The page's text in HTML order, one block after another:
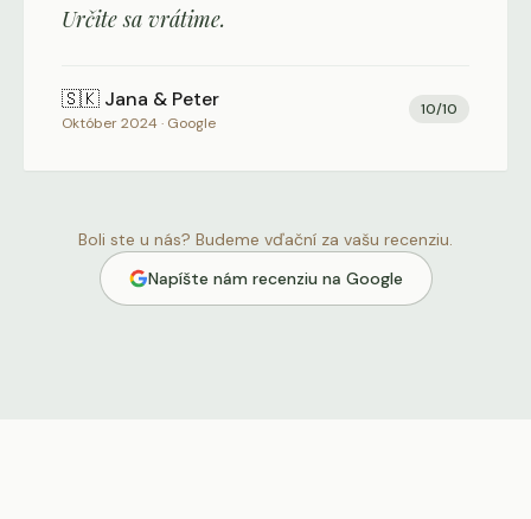
Určite sa vrátime.
🇸🇰 Jana & Peter
Október 2024· Google
10/10
Boli ste u nás? Budeme vďační za vašu recenziu.
Napíšte nám recenziu na Google